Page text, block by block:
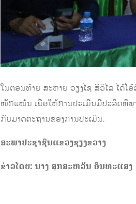
ໃນຕອນທ້າຍ ສະຫາຍ ວຽງໄຊ ສີວິໄລ ໄດ້
ໜັກແໜ້ນ ເພື່ອໃຫ້ການປະເມີນມີປະສິດທິພ
ກັບມາດຕະຖານຂອງການປະເມີນ.
ສະພາປະຊາຊົນແຂວງຊຽງຂວາງ
ຂ່າວໂດຍ: ນາງ ສຸກສະຫວັນ ອິນທະແສງ